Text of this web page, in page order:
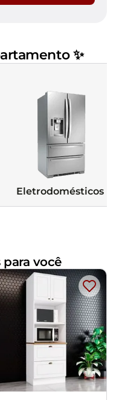
✨
Eletrodomésticos
você